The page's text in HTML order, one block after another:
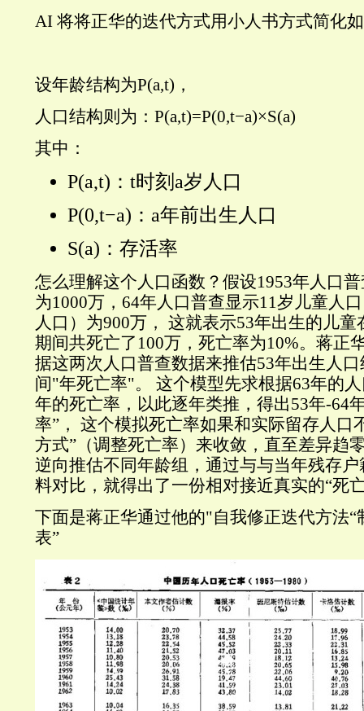
AI 将将正华的迭代方式用小人书方式简化
设年龄结构为P(a,t)，
人口结构则为：P(a,t)=P(0,t−a)×S(a)
其中：
P(a,t)：t时刻a岁人口
P(0,t−a)：a年前出生人口
S(a)：存活率
怎么理解这个人口函数？假设1953年人口
为1000万，64年人口普查显示11岁儿童人
人口）为900万， 这就表示53年出生的儿童
期间共死亡了100万，死亡率为10%。蒋正
据这两次人口普查数据来推估53年出生人
间"年死亡率"。 这个模型先求根据63年的
年的死亡率，以此逐年类推，得出53年-64
率”， 这个模拟死亡率如果和实际留存人口
方式”（调整死亡率）来收敛，直至差异趋
逆向推估不同年龄组，通过与与当年残存
料对比，就得出了一份相对接近真实的“死
下面是蒋正华通过他的"自我修正迭代方法“
表”